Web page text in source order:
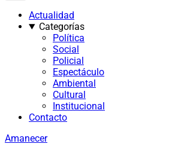
Actualidad
Categorías
Política
Social
Policial
Espectáculo
Ambiental
Cultural
Institucional
Contacto
Amanecer